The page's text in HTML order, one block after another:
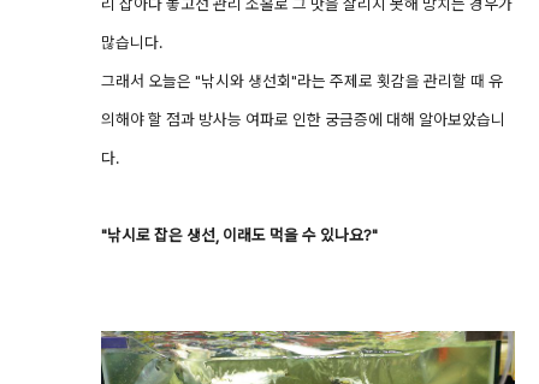
많습니다.
그래서 오늘은 "낚시와 생선회"라는 주제로 횟감을 관리할 때 유
의해야 할 점과 방사능 여파로 인한 궁금증에 대해 알아보았습니
다.
"낚시로 잡은 생선, 이래도 먹을 수 있나요?"